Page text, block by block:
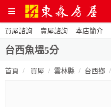
買屋諮詢 賣屋諮詢 本店簡介
台西魚塭5分
首頁 買屋 雲林縣 台西鄉